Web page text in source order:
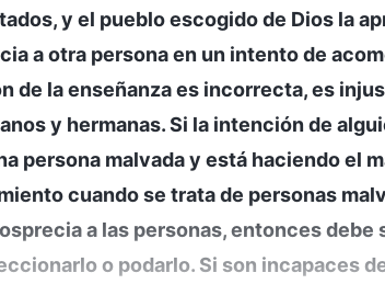
y el pueblo escogido de Dios la
a otra persona en un intento de
de la enseñanza es incorrecta, es
y hermanas. Si la intención de
persona malvada y está haciendo el
cuando se trata de personas
a las personas, entonces debe
o podarlo. Si son incapaces